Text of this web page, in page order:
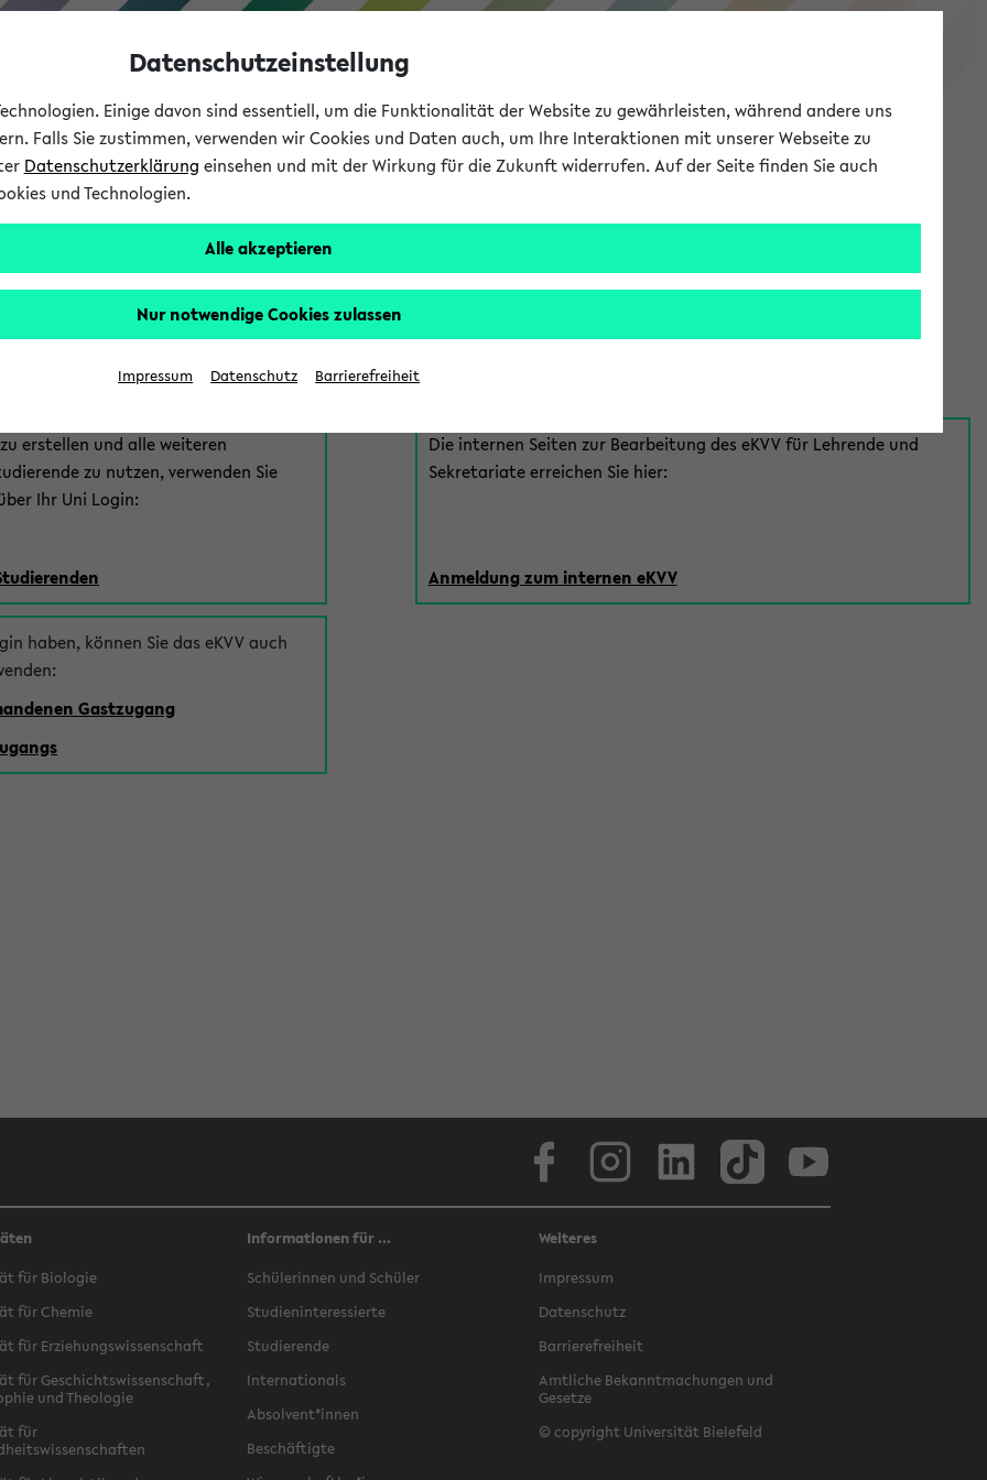
eKVV
Studium
eKVV
Anmeldung am eKVV. Bitte wählen Sie die für Sie richtige aus:
erstellen und alle weiteren
zu nutzen, verwenden Sie
Ihr Uni Login:
haben, können Sie das eKVV auch
Gastzugang
eKVV für Mitarbeiter*innen
Die internen Seiten zur Bearbeitung des eKVV für Lehrende und
Sekretariate erreichen Sie hier:
Anmeldung zum internen eKVV
für Biologie
für Chemie
für Erziehungswissenschaft
für Geschichtswissenschaft,
und Theologie
für
Informationen für ...
Schülerinnen und Schüler
Studieninteressierte
Studierende
Internationals
Absolvent*innen
Beschäftigte
Weiteres
Impressum
Datenschutz
Barrierefreiheit
Amtliche Bekanntmachungen und
Gesetze
© copyright Universität Bielefeld
Datenschutzeinstellung
Einige davon sind essentiell, um die Funktionalität der Website zu gewährleisten, während andere uns
Falls Sie zustimmen, verwenden wir Cookies und Daten auch, um Ihre Interaktionen mit unserer Webseite zu
Datenschutzerklärung einsehen und mit der Wirkung für die Zukunft widerrufen. Auf der Seite finden Sie auch
und Technologien.
Alle akzeptieren
Nur notwendige Cookies zulassen
Impressum Datenschutz Barrierefreiheit